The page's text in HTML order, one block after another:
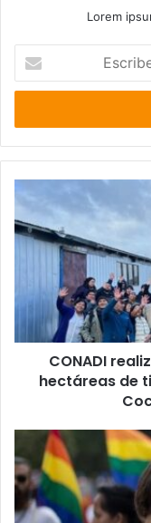
Lorem
correo
realizó
histórica
entrega
hectáreas
tierras
Comunidad
Chiloé
CONADI
hectáreas de
del
Orgullo:
las
deudas